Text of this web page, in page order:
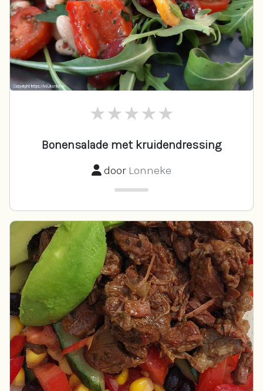
Bonensalade met kruidendressing
door Lonneke